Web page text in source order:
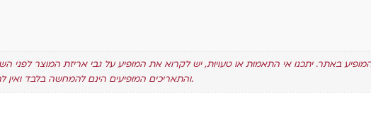
באתר. יתכנו אי התאמות או טעויות, יש לקרוא את המופיע על גבי אריזת המוצר לפני
והתאריכים המופיעים הינם להמחשה בלבד ואין להסתמך עליהם.